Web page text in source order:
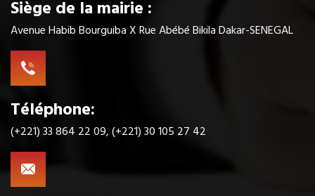
Siège de la mairie :
Avenue Habib Bourguiba X Rue Abébé Bikila Dakar-SENEGAL
Téléphone:
(+221) 33 864 22 09, (+221) 30 105 27 42